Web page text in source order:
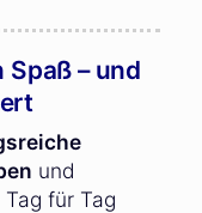
– und
und
Tag für Tag